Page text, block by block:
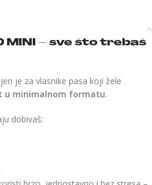
MINI – sve što trebaš
je za vlasnike pasa koji žele
u minimalnom formatu.
dobivaš: